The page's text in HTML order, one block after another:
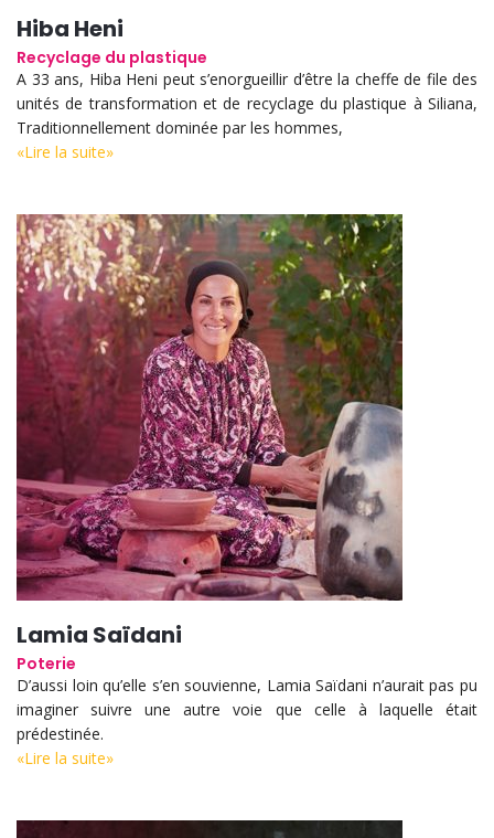
Hiba Heni
Recyclage du plastique
A 33 ans, Hiba Heni peut s’enorgueillir d’être la cheffe de file des
unités de transformation et de recyclage du plastique à Siliana,
Traditionnellement dominée par les hommes,
«Lire la suite»
Lamia Saïdani
Poterie
D’aussi loin qu’elle s’en souvienne, Lamia Saïdani n’aurait pas pu
imaginer suivre une autre voie que celle à laquelle était
prédestinée.
«Lire la suite»